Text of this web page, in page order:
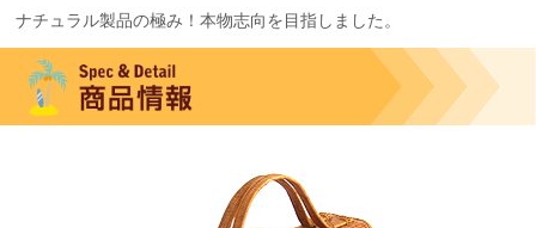
ナチュラル製品の極み！本物志向を目指しました。